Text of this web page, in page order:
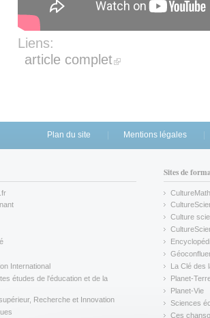
Liens:
article complet (link is external)
Plan du site Mentions légales
International
études de l'éducation et de la
Recherche et Innovation
Sites de
CultureMath
(link is
(link is
Culture
(link is
(link is
(link is
La Clé des
(link is
Planet-
(link is
Planet-Vie
(link is
Sciences
(link is
Ces